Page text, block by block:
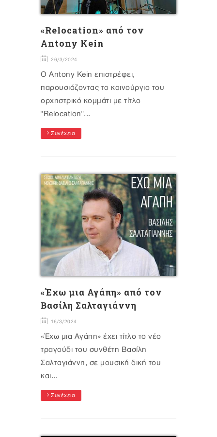
«Relocation» από τον
Antony Kein
26/3/2024
Ο Antony Kein επιστρέφει,
παρουσιάζοντας το καινούργιο του
ορχηστρικό κομμάτι με τίτλο
"Relocation"...
Συνέχεια
«Έχω μια Αγάπη» από τον
Βασίλη Σαλταγιάννη
16/3/2024
«Έχω μια Αγάπη» έχει τίτλο το νέο
τραγούδι του συνθέτη Βασίλη
Σαλταγιάννη, σε μουσική δική του
και...
Συνέχεια